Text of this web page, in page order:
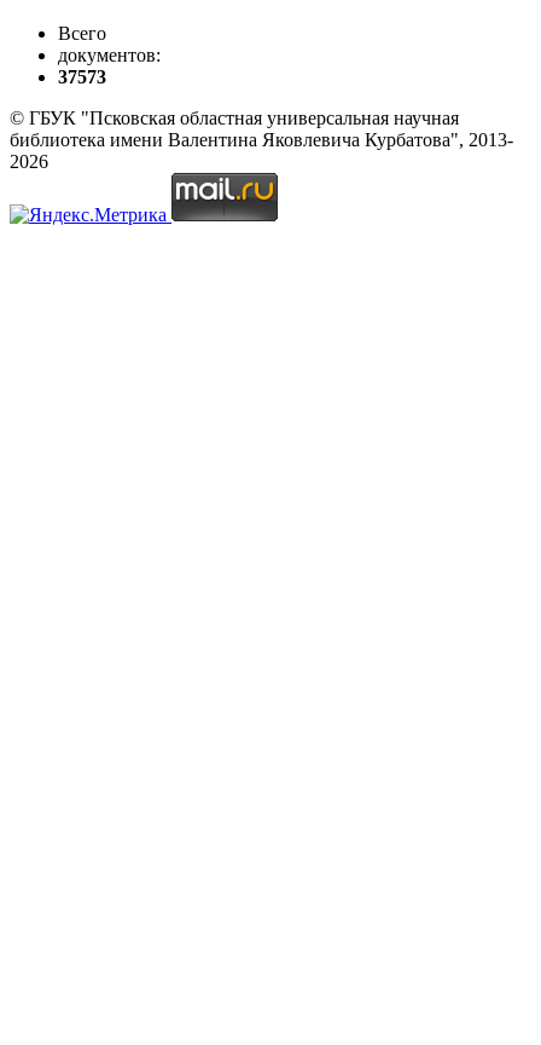
Всего
документов:
37573
© ГБУК "Псковская областная универсальная научная
библиотека имени Валентина Яковлевича Курбатова", 2013-
2026